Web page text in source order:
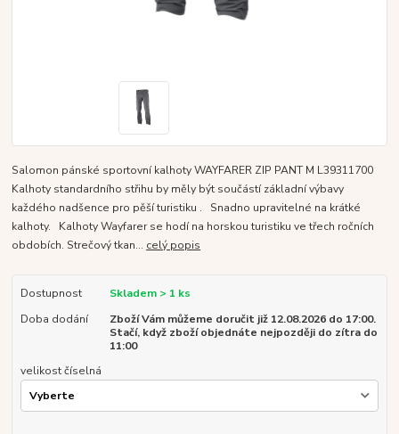
Salomon pánské sportovní kalhoty WAYFARER ZIP PANT M L39311700
Kalhoty standardního střihu by měly být součástí základní výbavy
každého nadšence pro pěší turistiku . Snadno upravitelné na krátké
kalhoty. Kalhoty Wayfarer se hodí na horskou turistiku ve třech ročních
obdobích. Strečový tkan... celý popis
Dostupnost
Skladem > 1 ks
Doba dodání
Zboží Vám můžeme doručit již 12.08.2026 do 17:00.
Stačí, když zboží objednáte nejpozději do zítra do
11:00
velikost číselná